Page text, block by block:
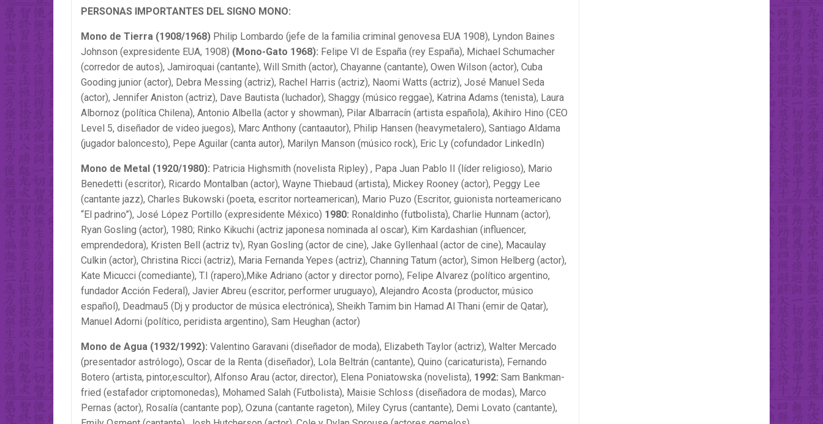
PERSONAS IMPORTANTES DEL SIGNO MONO:
Mono de Tierra (1908/1968) Philip Lombardo (jefe de la familia criminal genovesa EUA 1908), Lyndon Baines
Johnson (expresidente EUA, 1908) (Mono-Gato 1968): Felipe VI de España (rey España), Michael Schumacher
(corredor de autos), Jamiroquai (cantante), Will Smith (actor), Chayanne (cantante), Owen Wilson (actor), Cuba
Gooding junior (actor), Debra Messing (actriz), Rachel Harris (actriz), Naomi Watts (actriz), José Manuel Seda
(actor), Jennifer Aniston (actriz), Dave Bautista (luchador), Shaggy (músico reggae), Katrina Adams (tenista), Laura
Albornoz (política Chilena), Antonio Albella (actor y showman), Pilar Albarracín (artista española), Akihiro Hino (CEO
Level 5, diseñador de video juegos), Marc Anthony (cantaautor), Philip Hansen (heavymetalero), Santiago Aldama
(jugador baloncesto), Pepe Aguilar (canta autor), Marilyn Manson (músico rock), Eric Ly (cofundador LinkedIn)
Mono de Metal (1920/1980): Patricia Highsmith (novelista Ripley) , Papa Juan Pablo II (líder religioso), Mario
Benedetti (escritor), Ricardo Montalban (actor), Wayne Thiebaud (artista), Mickey Rooney (actor), Peggy Lee
(cantante jazz), Charles Bukowski (poeta, escritor norteamerican), Mario Puzo (Escritor, guionista norteamericano
“El padrino”), José López Portillo (expresidente México) 1980: Ronaldinho (futbolista), Charlie Hunnam (actor),
Ryan Gosling (actor), 1980; Rinko Kikuchi (actriz japonesa nominada al oscar), Kim Kardashian (influencer,
emprendedora), Kristen Bell (actriz tv), Ryan Gosling (actor de cine), Jake Gyllenhaal (actor de cine), Macaulay
Culkin (actor), Christina Ricci (actriz), Maria Fernanda Yepes (actriz), Channing Tatum (actor), Simon Helberg (actor),
Kate Micucci (comediante), T.I (rapero),Mike Adriano (actor y director porno), Felipe Alvarez (político argentino,
fundador Acción Federal), Javier Abreu (escritor, performer uruguayo), Alejandro Acosta (productor, músico
español), Deadmau5 (Dj y productor de música electrónica), Sheikh Tamim bin Hamad Al Thani (emir de Qatar),
Manuel Adorni (político, peridista argentino), Sam Heughan (actor)
Mono de Agua (1932/1992): Valentino Garavani (diseñador de moda), Elizabeth Taylor (actriz), Walter Mercado
(presentador astrólogo), Oscar de la Renta (diseñador), Lola Beltrán (cantante), Quino (caricaturista), Fernando
Botero (artista, pintor,escultor), Alfonso Arau (actor, director), Elena Poniatowska (novelista), 1992: Sam Bankman-
fried (estafador criptomonedas), Mohamed Salah (Futbolista), Maisie Schloss (diseñadora de modas), Marco
Pernas (actor), Rosalía (cantante pop), Ozuna (cantante rageton), Miley Cyrus (cantante), Demi Lovato (cantante),